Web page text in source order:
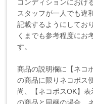
コンディションにおけ
スタッフが一人でも違
記載するようにしてお
くまでも参考程度にお
す。
商品の説明欄に【ネコ
の商品に限りネコポス
尚、【ネコポスOK】
の商品と同梱の場合、